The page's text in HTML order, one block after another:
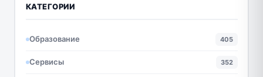
КАТЕГОРИИ
Образование 405
Сервисы 352